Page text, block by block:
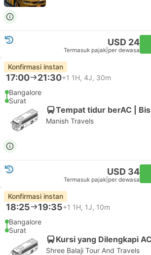
USD 24
Termasuk pajak per dewasa
Konfirmasi instan
17:00 21:30+1 1H, 4J, 30m
Bangalore
Surat
Tempat tidur berAC | Bis
Manish Travels
USD 34
Termasuk pajak per dewasa
Konfirmasi instan
18:25 19:35+1 1H, 1J, 10m
Bangalore
Surat
Kursi yang Dilengkapi
Shree Balaji Tour And Travels